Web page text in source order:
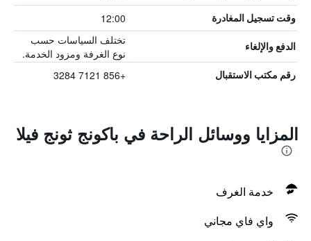
وقت تسجيل المغادرة 12:00
الدفع والإلغاء
تختلف السياسات حسب
نوع الغرفة ومزود الخدمة.
رقم مكتب الاستقبال +856 7121 3284
المزايا ووسائل الراحة في باكونج ثونج فيلا
خدمة الغرف
واي فاي مجاني